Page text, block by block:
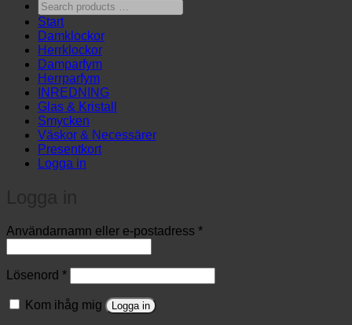
Search
products
…
Start
Damklockor
Herrklockor
Damparfym
Herrparfym
INREDNING
Glas & Kristall
Smycken
Väskor & Necessärer
Presentkort
Logga in
Användarnamn eller e-postadress *Obligatoriskt
Lösenord *Obligatoriskt
Kom ihåg mig Logga in